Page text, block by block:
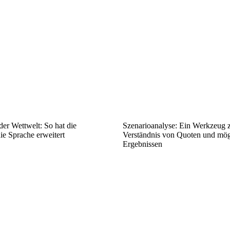
Wettwelt: So hat die
Sprache erweitert
Szenarioanalyse: Ein Werkzeug
Verständnis von Quoten und
Ergebnissen